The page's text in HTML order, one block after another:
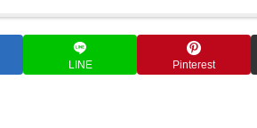
LINE Pinterest